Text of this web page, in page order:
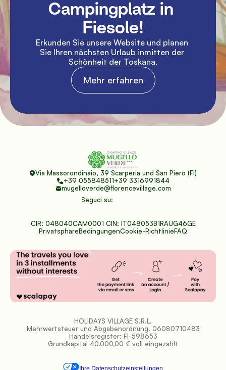
Campingplatz in
Fiesole!
Erkunden Sie unsere Website und planen
Sie Ihren nächsten Urlaub inmitten der
Schönheit der Toskana.
Mehr erfahren
Via Massorondinaio, 39 Scarperia und San Piero (FI)
+39 055848511+39 3316991844
mugelloverde@florencevillage.com
Seguci su:
CIR: 048040CAM0001 CIN: IT048053B1RAUG46GE
PrivatsphäreBedingungenCookie-RichtlinieFAQ
HOLIDAYS VILLAGE S.R.L.
Mehrwertsteuer und Abgabenordnung. 06080710483
Handelsregister: FI-598653
Grundkapital 40.000,00 € voll eingezahlt
Ihre Datenschutzeinstellungen